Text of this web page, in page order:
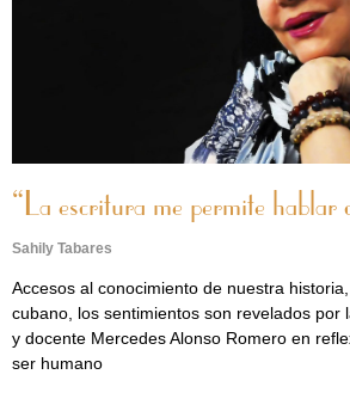
“La escritura me permite hablar
Sahily Tabares
Accesos al conocimiento de nuestra
cubano, los sentimientos son revelados por
y docente Mercedes Alonso Romero en
ser humano